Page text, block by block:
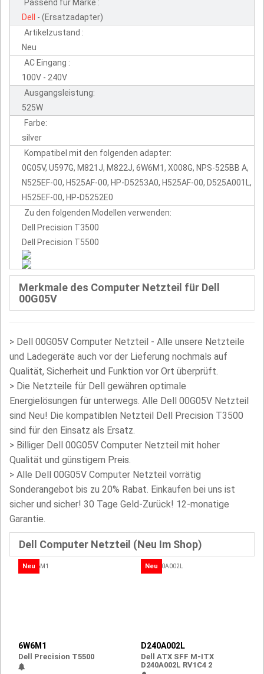
Passend für Marke :
Dell - (Ersatzadapter)
Artikelzustand :
Neu
AC Eingang :
100V - 240V
Ausgangsleistung:
525W
Farbe:
silver
Kompatibel mit den folgenden adapter:
0G05V, U597G, M821J, M822J, 6W6M1, X008G, NPS-525BB A,
N525EF-00, H525AF-00, HP-D5253A0, H525AF-00, D525A001L,
H525EF-00, HP-D5252E0
Zu den folgenden Modellen verwenden:
Dell Precision T3500
Dell Precision T5500
Merkmale des Computer Netzteil für Dell
00G05V
> Dell 00G05V Computer Netzteil - Alle unsere Netzteile
und Ladegeräte auch vor der Lieferung nochmals auf
Qualität, Sicherheit und Funktion vor Ort überprüft.
> Die Netzteile für Dell gewähren optimale
Energielösungen für unterwegs. Alle Dell 00G05V Netzteil
sind Neu! Die kompatiblen Netzteil Dell Precision T3500
sind für den Einsatz als Ersatz.
> Billiger Dell 00G05V Computer Netzteil mit hoher
Qualität und günstigem Preis.
> Alle Dell 00G05V Computer Netzteil vorrätig
Sonderangebot bis zu 20% Rabat. Einkaufen bei uns ist
sicher und sicher! 30 Tage Geld-Zurück! 12-monatige
Garantie.
Dell Computer Netzteil (Neu Im Shop)
Neu
6W6M1
Dell Precision T5500
Neu
D240A002L
Dell ATX SFF M-ITX
D240A002L RV1C4 2